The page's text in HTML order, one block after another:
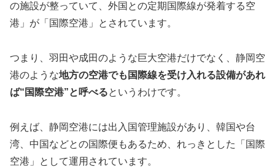
の施設が整っていて、外国との定期国際線が発着する空
港」が「国際空港」とされています。
つまり、羽田や成田のような巨大空港だけでなく、静岡空
港のような地方の空港でも国際線を受け入れる設備があれ
ば“国際空港”と呼べるというわけです。
例えば、静岡空港には出入国管理施設があり、韓国や台
湾、中国などとの国際便もあるため、れっきとした「国際
空港」として運用されています。